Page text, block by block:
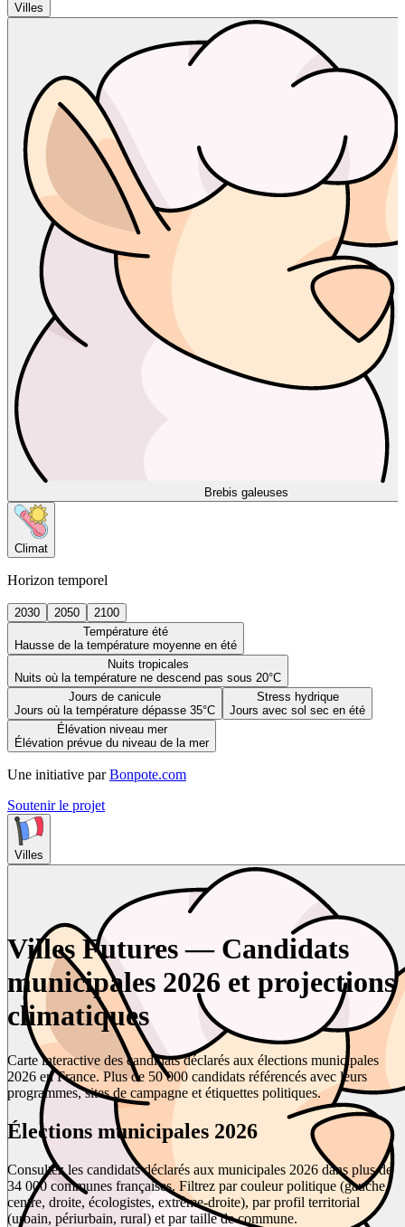
Villes
Brebis galeuses
Climat
Horizon temporel
2030 2050
2100
Température été
Hausse de la température moyenne en été
Nuits tropicales
Nuits où la température ne descend pas sous 20°C
Jours de canicule
Jours où la température dépasse 35°C
Stress hydrique
Jours avec sol sec en été
Élévation niveau mer
Élévation prévue du niveau de la mer
Une initiative par Bonpote.com
Soutenir le projet
Villes
Villes Futures — Candidats
municipales 2026 et projections
climatiques
Carte interactive des candidats déclarés aux élections municipales
2026 en France. Plus de 50 000 candidats référencés avec leurs
programmes, sites de campagne et étiquettes politiques.
Élections municipales 2026
Consultez les candidats déclarés aux municipales 2026 dans plus de
34 000 communes françaises. Filtrez par couleur politique (gauche,
centre, droite, écologistes, extrême-droite), par profil territorial
(urbain, périurbain, rural) et par taille de commune.